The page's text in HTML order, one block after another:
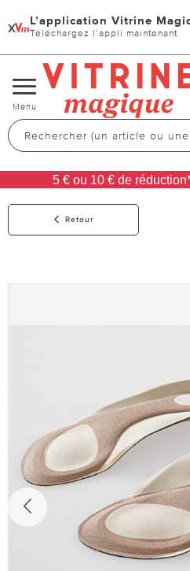
x L’application Vitrine
Téléchargez l’appli maintenant
Changer
de
navigation
Menu
5 € ou 10 € de
Retour